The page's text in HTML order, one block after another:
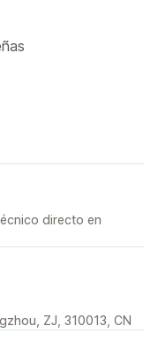
directo en
ZJ, 310013, CN